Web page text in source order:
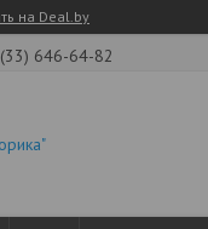
на Deal.by
646-64-82